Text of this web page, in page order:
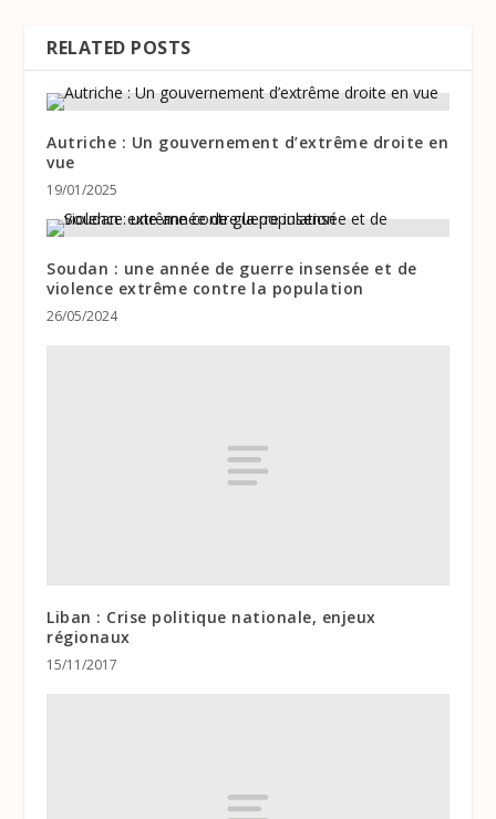
RELATED POSTS
Autriche : Un gouvernement d’extrême droite en
vue
19/01/2025
Soudan : une année de guerre insensée et de
violence extrême contre la population
26/05/2024
Liban : Crise politique nationale, enjeux
régionaux
15/11/2017